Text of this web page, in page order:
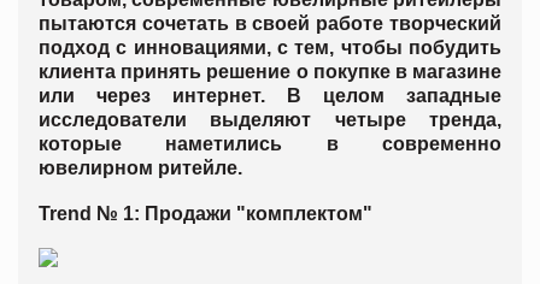
пытаются сочетать в своей работе творческий
подход с инновациями, с тем, чтобы побудить
клиента принять решение о покупке в магазине
или через интернет. В целом западные
исследователи выделяют четыре тренда,
которые наметились в современно
ювелирном ритейле.
Trend № 1: Продажи "комплектом"